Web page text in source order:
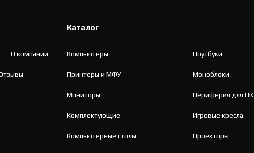
О компании
Каталог
Компьютеры Ноутбуки
Принтеры и МФУ Моноблоки
Мониторы Периферия для ПК
Комплектующие Игровые кресла
Компьютерные столы Проекторы